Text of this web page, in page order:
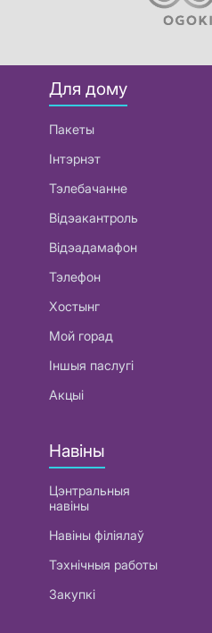
Для дому
Пакеты
Інтэрнэт
Тэлебачанне
Відэакантроль
Відэадамафон
Тэлефон
Хостынг
Мой горад
Іншыя паслугі
Акцыі
Навіны
Цэнтральныя
навіны
Навіны філіялаў
Тэхнічныя работы
Закупкі